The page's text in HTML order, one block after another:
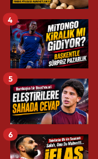
4
5
6